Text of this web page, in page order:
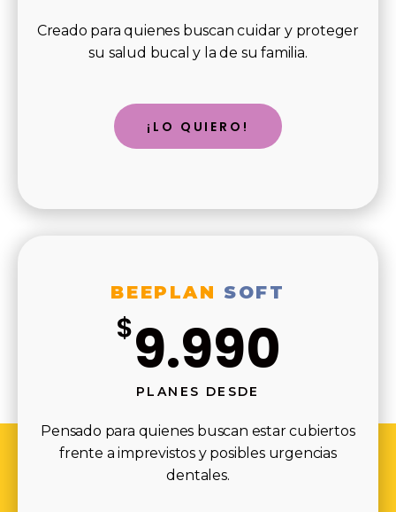
Creado para quienes buscan cuidar y proteger
su salud bucal y la de su familia.
¡LO QUIERO!
BEEPLAN SOFT
$9.990
PLANES DESDE
Pensado para quienes buscan estar cubiertos
frente a imprevistos y posibles urgencias
dentales.